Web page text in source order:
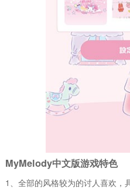
MyMelody中文版游戏特色
1、全部的风格较为的讨人喜欢，